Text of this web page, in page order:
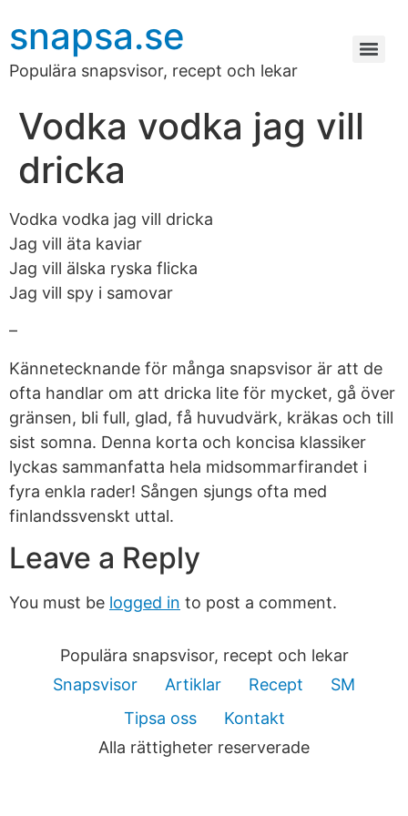
snapsa.se
Populära snapsvisor, recept och lekar
Vodka vodka jag vill
dricka
Vodka vodka jag vill dricka
Jag vill äta kaviar
Jag vill älska ryska flicka
Jag vill spy i samovar
–
Kännetecknande för många snapsvisor är att de
ofta handlar om att dricka lite för mycket, gå över
gränsen, bli full, glad, få huvudvärk, kräkas och till
sist somna. Denna korta och koncisa klassiker
lyckas sammanfatta hela midsommarfirandet i
fyra enkla rader! Sången sjungs ofta med
finlandssvenskt uttal.
Leave a Reply
You must be logged in to post a comment.
Populära snapsvisor, recept och lekar
Snapsvisor
Artiklar Recept
SM
Tipsa oss
Kontakt
Alla rättigheter reserverade